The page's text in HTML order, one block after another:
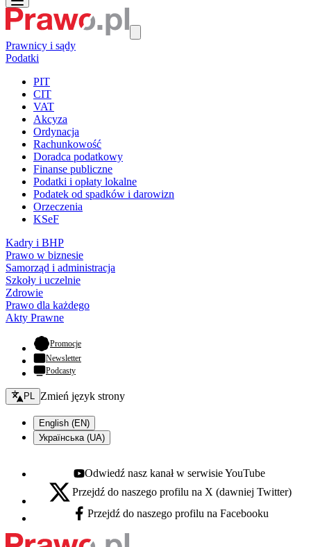
Prawnicy i sądy
Podatki
PIT
CIT
VAT
Akcyza
Ordynacja
Rachunkowość
Doradca podatkowy
Finanse publiczne
Podatki i opłaty lokalne
Podatek od spadków i darowizn
Orzeczenia
KSeF
Kadry i BHP
Prawo w biznesie
Samorząd i administracja
Szkoły i uczelnie
Zdrowie
Prawo dla każdego
Akty Prawne
Promocje- otwiera się w nowej karcie
Newsletter
Podcasty
Zmień język - bieżący:
PL Zmień język strony
English (EN)
Українська (UA)
Youtube - otwiera się w nowej karcie
Odwiedź nasz kanał w serwisie YouTube
X - otwiera się w nowej karcie
Przejdź do naszego profilu na X (dawniej Twitter)
Facebook - otwiera się w nowej karcie
Przejdź do naszego profilu na Facebooku